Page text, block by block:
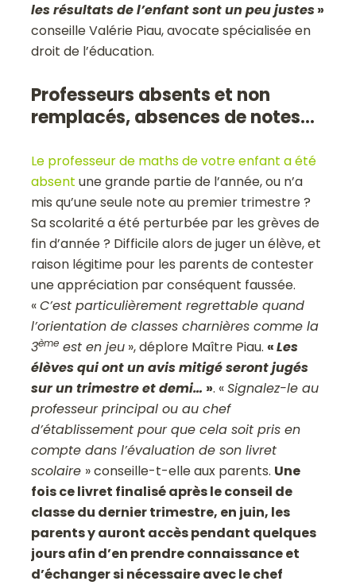
les résultats de l’enfant sont un peu justes»
conseille Valérie Piau, avocate spécialisée en
droit de l’éducation.
Professeurs absents et non
remplacés, absences de notes…
Le professeur de maths de votre enfant a été
absent une grande partie de l’année, ou n’a
mis qu’une seule note au premier trimestre ?
Sa scolarité a été perturbée par les grèves de
fin d’année ? Difficile alors de juger un élève, et
raison légitime pour les parents de contester
une appréciation par conséquent faussée.
«C’est particulièrement regrettable quand
l’orientation de classes charnières comme la
3ème est en jeu », déplore Maître Piau. «Les
élèves qui ont un avis mitigé seront jugés
sur un trimestre et demi… ». «Signalez-le au
professeur principal ou au chef
d’établissement pour que cela soit pris en
compte dans l’évaluation de son livret
scolaire » conseille-t-elle aux parents. Une
fois ce livret finalisé après le conseil de
classe du dernier trimestre, en juin, les
parents y auront accès pendant quelques
jours afin d’en prendre connaissance et
d’échanger si nécessaire avec le chef